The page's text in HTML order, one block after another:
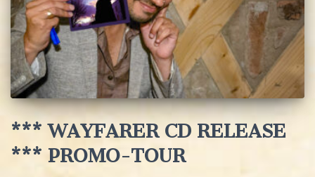
*** WAYFARER CD RELEASE
*** PROMO-TOUR